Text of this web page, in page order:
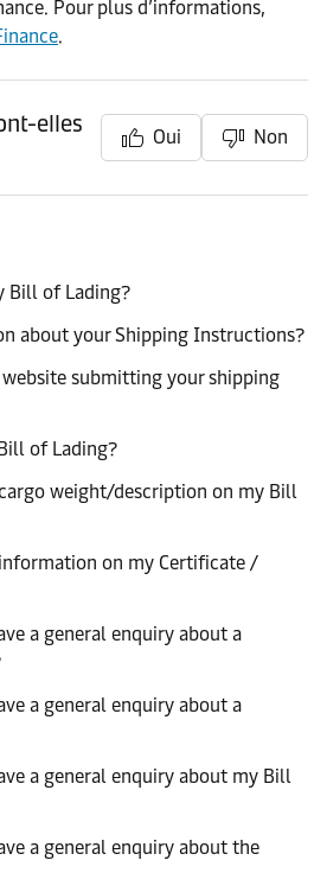
Pour plus d’informations,
.
elles
Oui Non
Bill of Lading?
about your Shipping Instructions?
submitting your shipping
of Lading?
weight/description on my Bill
on my Certificate /
a general enquiry about a
a general enquiry about a
a general enquiry about my Bill
a general enquiry about the